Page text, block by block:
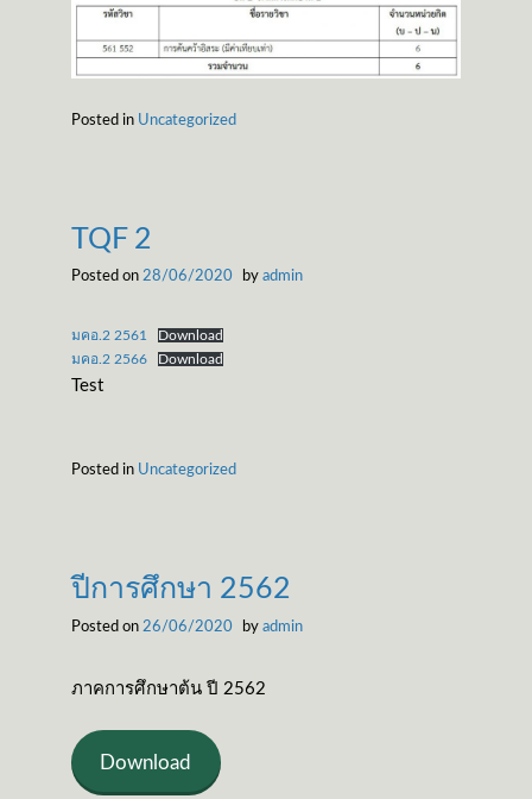
Posted in Uncategorized
TQF 2
Posted on 28/06/2020 by admin
มคอ.2 2561
Download
มคอ.2 2566
Download
Test
Posted in Uncategorized
ปีการศึกษา 2562
Posted on 26/06/2020 by admin
ภาคการศึกษาต้น ปี 2562
Download